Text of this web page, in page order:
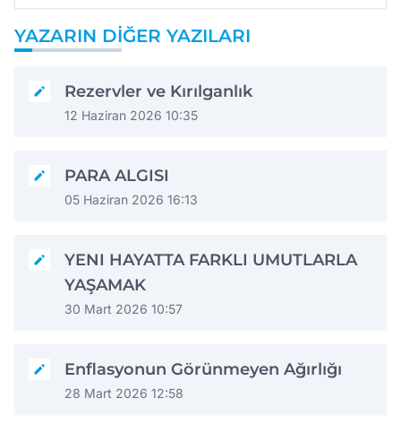
YAZARIN DIĞER YAZILARI
Rezervler ve Kırılganlık
12 Haziran 2026 10:35
PARA ALGISI
05 Haziran 2026 16:13
YENI HAYATTA FARKLI UMUTLARLA
YAŞAMAK
30 Mart 2026 10:57
Enflasyonun Görünmeyen Ağırlığı
28 Mart 2026 12:58